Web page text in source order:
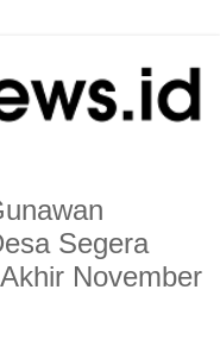
Segera
November